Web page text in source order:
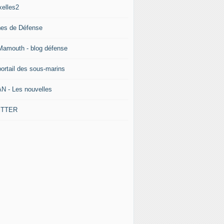
de Défense
- blog défense
des sous-marins
- Les nouvelles